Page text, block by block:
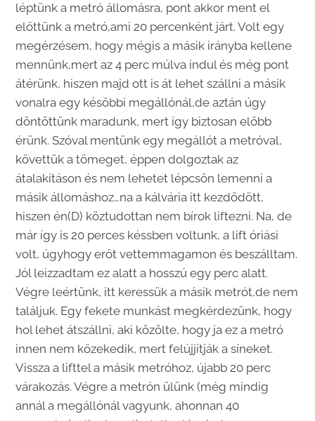
léptünk a metró állomásra, pont akkor ment el
előttünk a metró,ami 20 percenként járt. Volt egy
megérzésem, hogy mégis a másik irányba kellene
mennünk,mert az 4 perc múlva indul és még pont
átérünk, hiszen majd ott is át lehet szállni a másik
vonalra egy későbbi megállónál,de aztán úgy
döntöttünk maradunk, mert így biztosan előbb
érünk. Szóval mentünk egy megállót a metróval,
követtük a tömeget, éppen dolgoztak az
átalakításon és nem lehetet lépcsőn lemenni a
másik állomáshoz…na a kálvária itt kezdődött,
hiszen én(D) köztudottan nem bírok liftezni. Na, de
már így is 20 perces késsben voltunk, a lift óriási
volt, úgyhogy erőt vettemmagamon és beszálltam.
Jól leizzadtam ez alatt a hosszú egy perc alatt.
Végre leértünk, itt keressük a másik metrót,de nem
találjuk. Egy fekete munkást megkérdezünk, hogy
hol lehet átszállni, aki közölte, hogy ja ez a metró
innen nem közekedik, mert felújjítják a síneket.
Vissza a lifttel a másik metróhoz, újabb 20 perc
várakozás. Végre a metrón ülünk (még mindig
annál a megállónál vagyunk, ahonnan 40